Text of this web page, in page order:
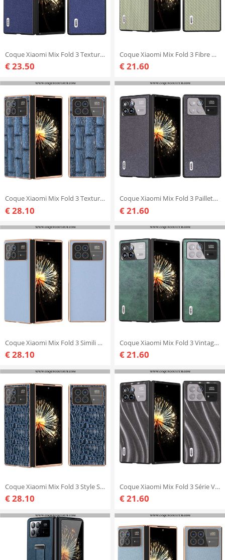
Coque Xiaomi Mix Fold 3 Texture Litchi ABEEL
€ 23.50
Coque Xiaomi Mix Fold 3 Fibre Carbone ABEEL
€ 21.60
Coque Xiaomi Mix Fold 3 Texture Mahjong
€ 28.10
Coque Xiaomi Mix Fold 3 Pailletée ABEEL
€ 21.60
Coque Xiaomi Mix Fold 3 Simili Cuir
€ 28.10
Coque Xiaomi Mix Fold 3 Vintage ABEEL
€ 21.60
Coque Xiaomi Mix Fold 3 Style Serpent
€ 28.10
Coque Xiaomi Mix Fold 3 Série Voie Lactée ABEEL
€ 21.60